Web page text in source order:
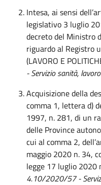
Intesa, ai sensi
legislativo 3 luglio
decreto del Ministro
riguardo al Registro
(LAVORO E
- Servizio sanità,
Acquisizione della
comma 1, lettera d)
1997, n. 281, di un
delle Province
cui al comma 2,
maggio 2020 n. 34,
legge 17 luglio 2020
4.10/2020/57 -